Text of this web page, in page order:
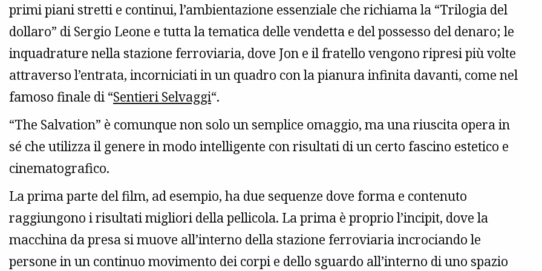
primi piani stretti e continui, l’ambientazione essenziale che richiama la “Trilogia del
dollaro” di Sergio Leone e tutta la tematica delle vendetta e del possesso del denaro; le
inquadrature nella stazione ferroviaria, dove Jon e il fratello vengono ripresi più volte
attraverso l’entrata, incorniciati in un quadro con la pianura infinita davanti, come nel
famoso finale di “Sentieri Selvaggi“.
“The Salvation” è comunque non solo un semplice omaggio, ma una riuscita opera in
sé che utilizza il genere in modo intelligente con risultati di un certo fascino estetico e
cinematografico.
La prima parte del film, ad esempio, ha due sequenze dove forma e contenuto
raggiungono i risultati migliori della pellicola. La prima è proprio l’incipit, dove la
macchina da presa si muove all’interno della stazione ferroviaria incrociando le
persone in un continuo movimento dei corpi e dello sguardo all’interno di uno spazio